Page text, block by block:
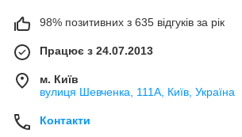
98% позитивних з 635 відгуків за рік
Працює з 24.07.2013
м. Київ
вулиця Шевченка, 111A, Київ, Україна
Контакти